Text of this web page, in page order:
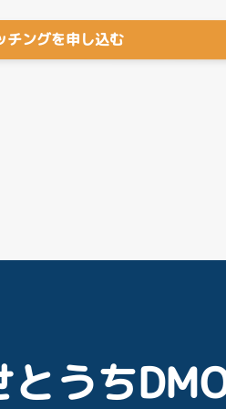
チングを申し込む
とうち